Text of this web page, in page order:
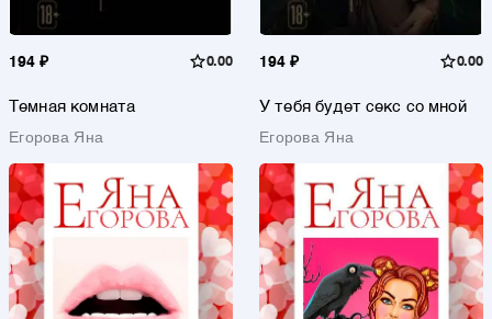
194 ₽ 0.00
Темная комната
Егорова Яна
194 ₽ 0.00
У тебя будет секс со мной
Егорова Яна